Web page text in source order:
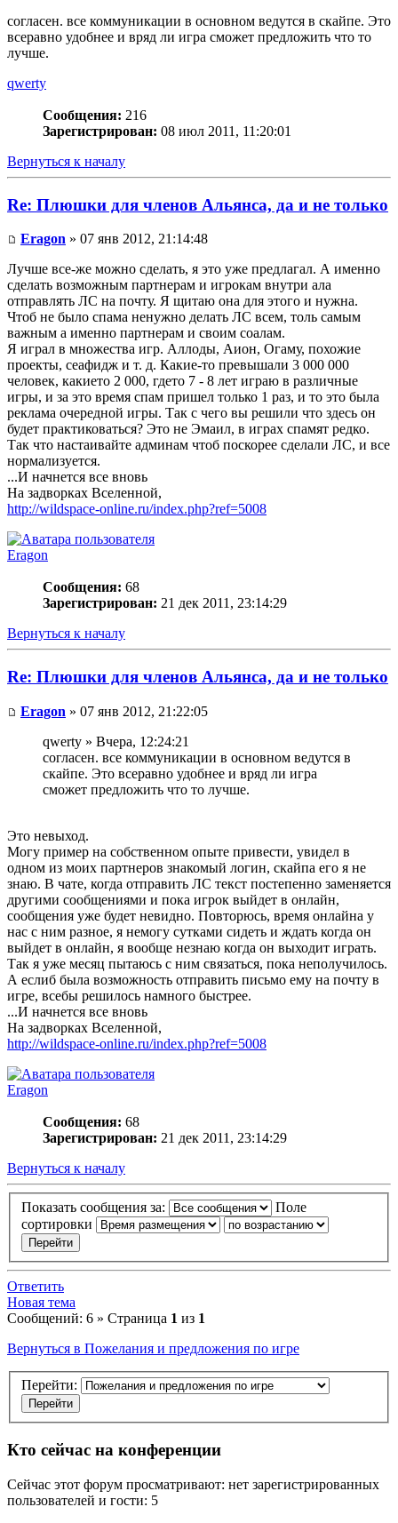
согласен. все коммуникации в основном ведутся в скайпе. Это
всеравно удобнее и вряд ли игра сможет предложить что то
лучше.
qwerty
Сообщения: 216
Зарегистрирован: 08 июл 2011, 11:20:01
Вернуться к началу
Re: Плюшки для членов Альянса, да и не только
Eragon » 07 янв 2012, 21:14:48
Лучше все-же можно сделать, я это уже предлагал. А именно
сделать возможным партнерам и игрокам внутри ала
отправлять ЛС на почту. Я щитаю она для этого и нужна.
Чтоб не было спама ненужно делать ЛС всем, толь самым
важным а именно партнерам и своим соалам.
Я играл в множества игр. Аллоды, Аион, Огаму, похожие
проекты, сеафидж и т. д. Какие-то превышали 3 000 000
человек, какието 2 000, гдето 7 - 8 лет играю в различные
игры, и за это время спам пришел только 1 раз, и то это была
реклама очередной игры. Так с чего вы решили что здесь он
будет практиковаться? Это не Эмаил, в играх спамят редко.
Так что настаивайте админам чтоб поскорее сделали ЛС, и все
нормализуется.
...И начнется все вновь
На задворках Вселенной,
http://wildspace-online.ru/index.php?ref=5008
Eragon
Сообщения: 68
Зарегистрирован: 21 дек 2011, 23:14:29
Вернуться к началу
Re: Плюшки для членов Альянса, да и не только
Eragon » 07 янв 2012, 21:22:05
qwerty » Вчера, 12:24:21
согласен. все коммуникации в основном ведутся в
скайпе. Это всеравно удобнее и вряд ли игра
сможет предложить что то лучше.
Это невыход.
Могу пример на собственном опыте привести, увидел в
одном из моих партнеров знакомый логин, скайпа его я не
знаю. В чате, когда отправить ЛС текст постепенно заменяется
другими сообщениями и пока игрок выйдет в онлайн,
сообщения уже будет невидно. Повторюсь, время онлайна у
нас с ним разное, я немогу сутками сидеть и ждать когда он
выйдет в онлайн, я вообще незнаю когда он выходит играть.
Так я уже месяц пытаюсь с ним связаться, пока неполучилось.
А еслиб была возможность отправить письмо ему на почту в
игре, всебы решилось намного быстрее.
...И начнется все вновь
На задворках Вселенной,
http://wildspace-online.ru/index.php?ref=5008
Eragon
Сообщения: 68
Зарегистрирован: 21 дек 2011, 23:14:29
Вернуться к началу
Показать сообщения за:
Поле
сортировки
Ответить
Новая тема
Сообщений: 6 » Страница 1 из 1
Вернуться в Пожелания и предложения по игре
Перейти:
Кто сейчас на конференции
Сейчас этот форум просматривают: нет зарегистрированных
пользователей и гости: 5